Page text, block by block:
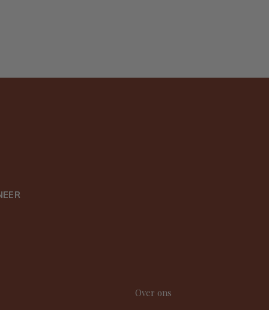
Over ons